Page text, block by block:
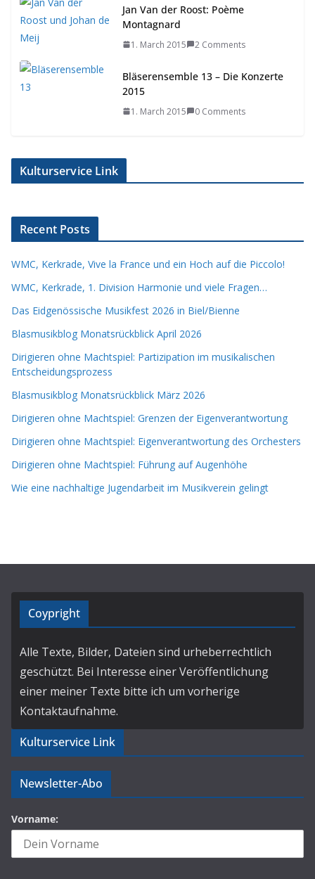
Jan Van der Roost: Poème
Montagnard
1. March 2015 2 Comments
Bläserensemble 13 – Die Konzerte
2015
1. March 2015 0 Comments
Kulturservice Link
Recent Posts
WMC, Kerkrade, Vive la France und ein Hoch auf die Piccolo!
WMC, Kerkrade, 1. Division Harmonie und viele Fragen…
Das Eidgenössische Musikfest 2026 in Biel/Bienne
Blasmusikblog Monatsrückblick April 2026
Dirigieren ohne Machtspiel: Partizipation im musikalischen
Entscheidungsprozess
Blasmusikblog Monatsrückblick März 2026
Dirigieren ohne Machtspiel: Grenzen der Eigenverantwortung
Dirigieren ohne Machtspiel: Eigenverantwortung des Orchesters
Dirigieren ohne Machtspiel: Führung auf Augenhöhe
Wie eine nachhaltige Jugendarbeit im Musikverein gelingt
Coypright
Alle Texte, Bilder, Dateien sind urheberrechtlich
geschützt. Bei Interesse einer Veröffentlichung
einer meiner Texte bitte ich um vorherige
Kontaktaufnahme.
Kulturservice Link
Newsletter-Abo
Vorname: